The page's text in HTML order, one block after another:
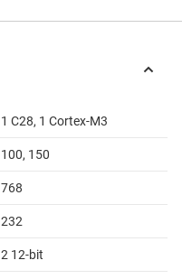
1 C28, 1 Cortex-M3
100, 150
768
232
2 12-bit